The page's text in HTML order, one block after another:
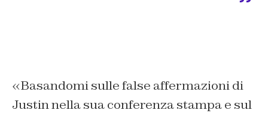
«Basandomi sulle false affermazioni di
Justin nella sua conferenza stampa e sul